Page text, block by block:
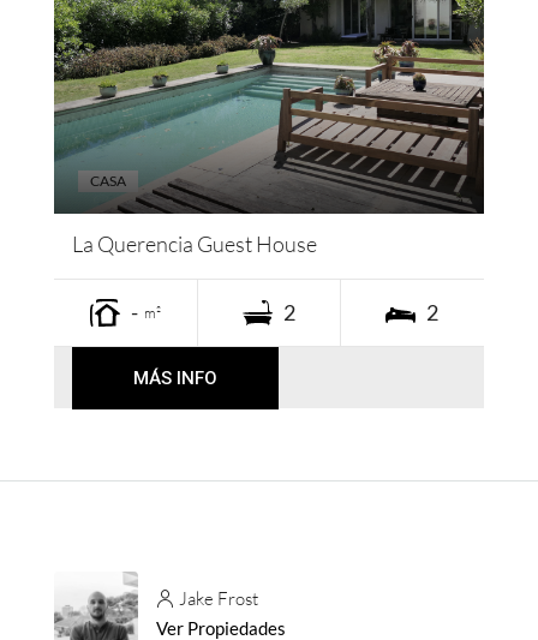
La Querencia Guest House
- m² 2 2
CASA
MÁS INFO
Jake Frost
Ver Propiedades